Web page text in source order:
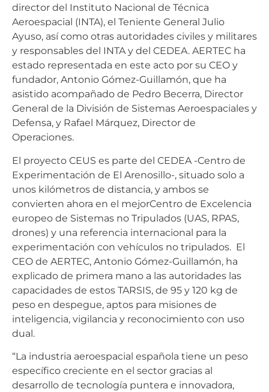
director del Instituto Nacional de Técnica
Aeroespacial (INTA), el Teniente General Julio
Ayuso, así como otras autoridades civiles y militares
y responsables del INTA y del CEDEA. AERTEC ha
estado representada en este acto por su CEO y
fundador, Antonio Gómez-Guillamón, que ha
asistido acompañado de Pedro Becerra, Director
General de la División de Sistemas Aeroespaciales y
Defensa, y Rafael Márquez, Director de
Operaciones.
El proyecto CEUS es parte del CEDEA -Centro de
Experimentación de El Arenosillo-, situado solo a
unos kilómetros de distancia, y ambos se
convierten ahora en el mejorCentro de Excelencia
europeo de Sistemas no Tripulados (UAS, RPAS,
drones) y una referencia internacional para la
experimentación con vehículos no tripulados. El
CEO de AERTEC, Antonio Gómez-Guillamón, ha
explicado de primera mano a las autoridades las
capacidades de estos TARSIS, de 95 y 120 kg de
peso en despegue, aptos para misiones de
inteligencia, vigilancia y reconocimiento con uso
dual.
“La industria aeroespacial española tiene un peso
específico creciente en el sector gracias al
desarrollo de tecnología puntera e innovadora,